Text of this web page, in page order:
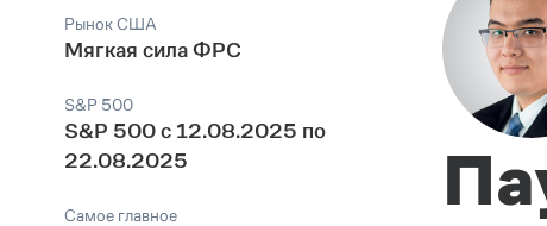
Рынок США
Мягкая сила ФРС
S&P 500
S&P 500 c 12.08.2025 по
22.08.2025
Самое главное